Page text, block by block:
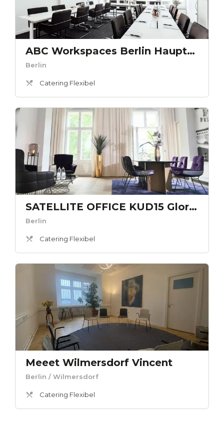
ABC Workspaces Berlin Hauptbahnhof - Bundestag
Berlin
Catering Flexibel
SATELLITE OFFICE KUD15 Gloria Berlin Kaminlounge „Gloria Berlin“
Berlin
Catering Flexibel
Meeet Wilmersdorf Vincent
Berlin / Wilmersdorf
Catering Flexibel